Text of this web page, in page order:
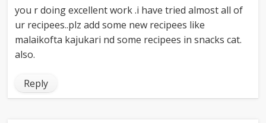
you r doing excellent work .i have tried almost all of
ur recipees..plz add some new recipees like
malaikofta kajukari nd some recipees in snacks cat.
also.
Reply